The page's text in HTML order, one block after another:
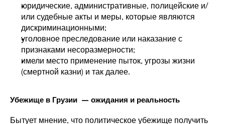
юридические, административные, полицейские и/
или судебные акты и меры, которые являются
дискриминационными;
уголовное преследование или наказание с
признаками несоразмерности;
имели место применение пыток, угрозы жизни
(смертной казни) и так далее.
Убежище в Грузии  – ожидания и реальность
Бытует мнение, что политическое убежище получить